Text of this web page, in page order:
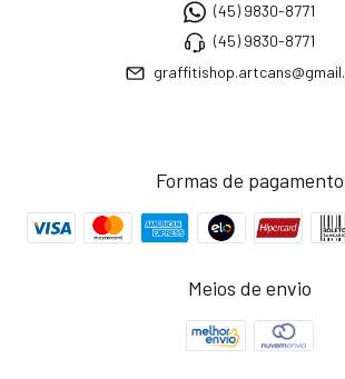
(45) 9830-8771
(45) 9830-8771
Formas de pagamento
Meios de envio